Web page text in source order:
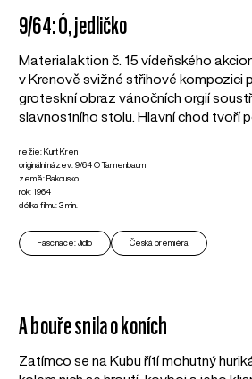
9/64: Ó, jedličko
Materialaktion č. 15 vídeňského
v Krenově svižné střihové kompozici
groteskní obraz vánočních orgií
slavnostního stolu. Hlavní chod tvoří
režie: Kurt Kren
originální název: 9/64 O Tannenbaum
země: Rakousko
rok: 1964
délka filmu: 3 min.
Fascinace: Jídlo Česká premiéra
A bouře snila o koních
Zatímco se na Kubu řítí mohutný